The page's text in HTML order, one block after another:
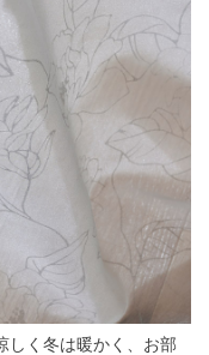
しく冬は暖かく、お部